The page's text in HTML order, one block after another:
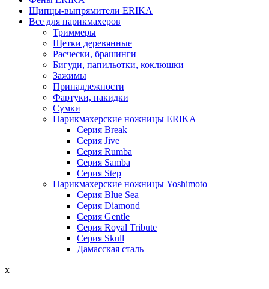
Щипцы-выпрямители ERIKA
Все для парикмахеров
Триммеры
Щетки деревянные
Расчески, брашинги
Бигуди, папильотки, коклюшки
Зажимы
Принадлежности
Фартуки, накидки
Сумки
Парикмахерские ножницы ERIKA
Серия Break
Серия Jive
Серия Rumba
Серия Samba
Серия Step
Парикмахерские ножницы Yoshimoto
Серия Blue Sea
Серия Diamond
Серия Gentle
Серия Royal Tribute
Серия Skull
Дамасская сталь
x